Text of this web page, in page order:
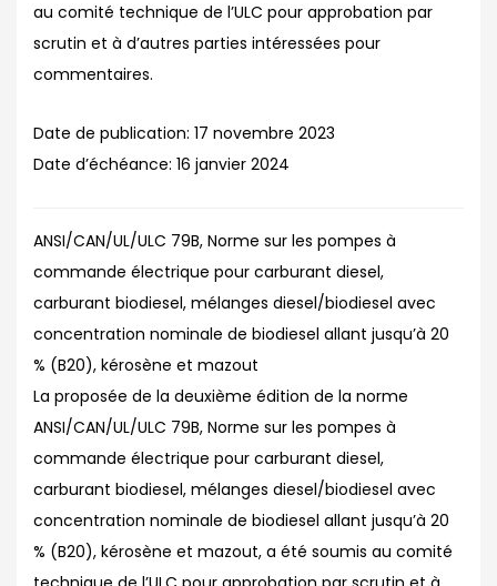
au comité technique de l’ULC pour approbation par
scrutin et à d’autres parties intéressées pour
commentaires.
Date de publication: 17 novembre 2023
Date d’échéance: 16 janvier 2024
ANSI/CAN/UL/ULC 79B, Norme sur les pompes à
commande électrique pour carburant diesel,
carburant biodiesel, mélanges diesel/biodiesel avec
concentration nominale de biodiesel allant jusqu’à 20
% (B20), kérosène et mazout
La proposée de la deuxième édition de la norme
ANSI/CAN/UL/ULC 79B, Norme sur les pompes à
commande électrique pour carburant diesel,
carburant biodiesel, mélanges diesel/biodiesel avec
concentration nominale de biodiesel allant jusqu’à 20
% (B20), kérosène et mazout, a été soumis au comité